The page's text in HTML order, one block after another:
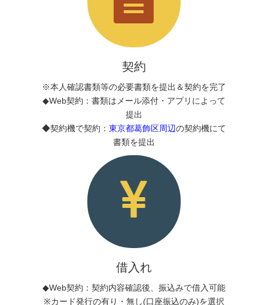
契約
※本人確認書類等の必要書類を提出＆契約を完了
◆Web契約：書類はメール添付・アプリによって
提出
◆契約機で契約： 東京都葛飾区周辺の契約機にて
書類を提出
借入れ
◆Web契約：契約内容確認後、振込みで借入可能
※カード発行の有り・無し(口座振込のみ)を選択